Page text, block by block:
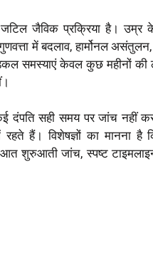
जटिल जैविक प्रक्रिया है।
में बदलाव, हार्मोनल
समस्याएं केवल कुछ महीनों की
दंपति सही समय पर जांच नहीं
रहते हैं। विशेषज्ञों का मानना है
शुरुआती जांच, स्पष्ट